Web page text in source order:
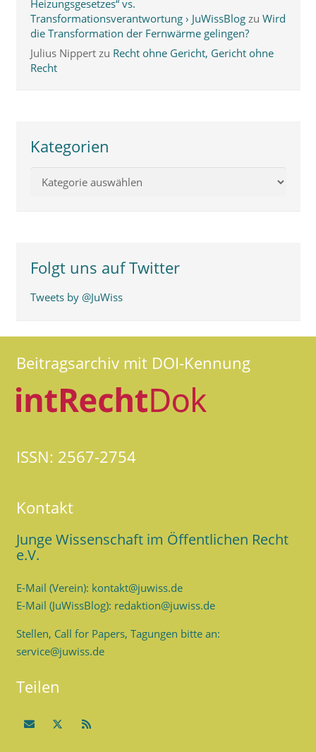
Heizungsgesetzes“ vs.
Transformationsverantwortung › JuWissBlogzu Wird
die Transformation der Fernwärme gelingen?
Julius Nippertzu Recht ohne Gericht, Gericht ohne
Recht
Kategorien
Kategorien
Folgt uns auf Twitter
Tweets by @JuWiss
Beitragsarchiv mit DOI-Kennung
ISSN: 2567-2754
Kontakt
Junge Wissenschaft im Öffentlichen Recht
e.V.
E-Mail (Verein): kontakt@juwiss.de
E-Mail (JuWissBlog): redaktion@juwiss.de
Stellen, Call for Papers, Tagungen bitte an:
service@juwiss.de
Teilen